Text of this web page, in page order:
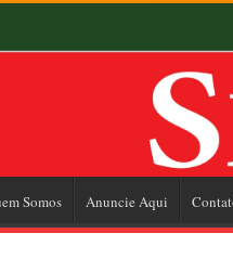
Somos Anuncie Aqui